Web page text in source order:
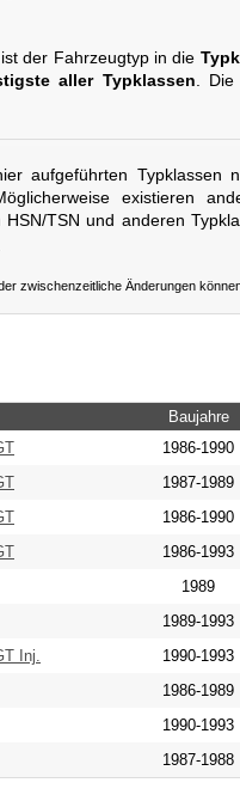
ist der Fahrzeugtyp in die
aller Typklassen. Die
aufgeführten Typklassen
existieren
TSN und anderen
zwischenzeitliche Änderungen
Baujahre
1986-1990
1987-1989
1986-1990
1986-1993
1989
1989-1993
Inj.
1990-1993
1986-1989
1990-1993
1987-1988